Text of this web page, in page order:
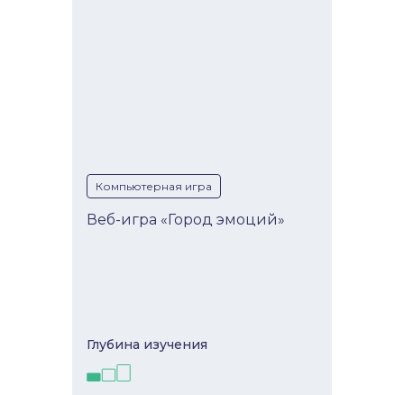
Компьютерная игра
Веб-игра «Город эмоций»
Глубина изучeния